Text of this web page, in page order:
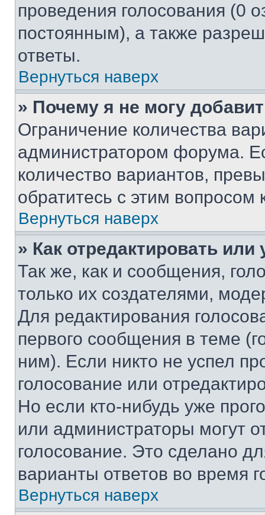
проведения голосования (0
постоянным), а также
ответы.
Вернуться наверх
» Почему я не могу
Ограничение количества
администратором форума.
количество вариантов,
обратитесь с этим вопросом
Вернуться наверх
» Как отредактировать
Так же, как и сообщения,
только их создателями,
Для редактирования
первого сообщения в теме
ним). Если никто не успел
голосование или
Но если кто-нибудь уже
или администраторы могут
голосование. Это сделано
варианты ответов во время
Вернуться наверх